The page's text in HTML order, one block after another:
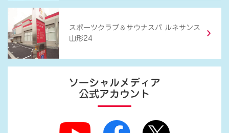
スポーツクラブ ＆ サウナスパ ルネサンス
山形24
ソーシャルメディア
公式アカウント